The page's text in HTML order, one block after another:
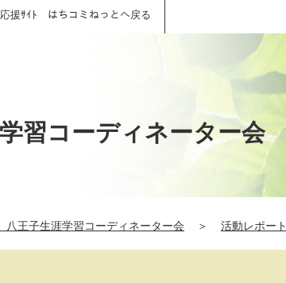
援ｻｲﾄ はちコミねっとへ戻る
習コーディネーター会
王子生涯学習コーディネーター会 ＞ 活動レポート